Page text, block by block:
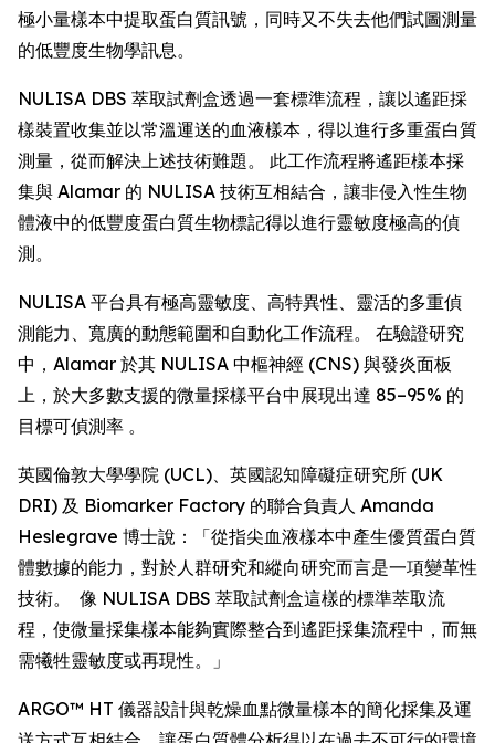
極小量樣本中提取蛋白質訊號，同時又不失去他們試圖測量
的低豐度生物學訊息。
NULISA DBS 萃取試劑盒透過一套標準流程，讓以遙距採
樣裝置收集並以常溫運送的血液樣本，得以進行多重蛋白質
測量，從而解決上述技術難題。 此工作流程將遙距樣本採
集與 Alamar 的 NULISA 技術互相結合，讓非侵入性生物
體液中的低豐度蛋白質生物標記得以進行靈敏度極高的偵
測。
NULISA 平台具有極高靈敏度、高特異性、靈活的多重偵
測能力、寬廣的動態範圍和自動化工作流程。 在驗證研究
中，Alamar 於其 NULISA 中樞神經 (CNS) 與發炎面板
上，於大多數支援的微量採樣平台中展現出達 85–95% 的
目標可偵測率 。
英國倫敦大學學院 (UCL)、英國認知障礙症研究所 (UK
DRI) 及 Biomarker Factory 的聯合負責人 Amanda
Heslegrave 博士說：「從指尖血液樣本中產生優質蛋白質
體數據的能力，對於人群研究和縱向研究而言是一項變革性
技術。 像 NULISA DBS 萃取試劑盒這樣的標準萃取流
程，使微量採集樣本能夠實際整合到遙距採集流程中，而無
需犧牲靈敏度或再現性。」
ARGO™ HT 儀器設計與乾燥血點微量樣本的簡化採集及運